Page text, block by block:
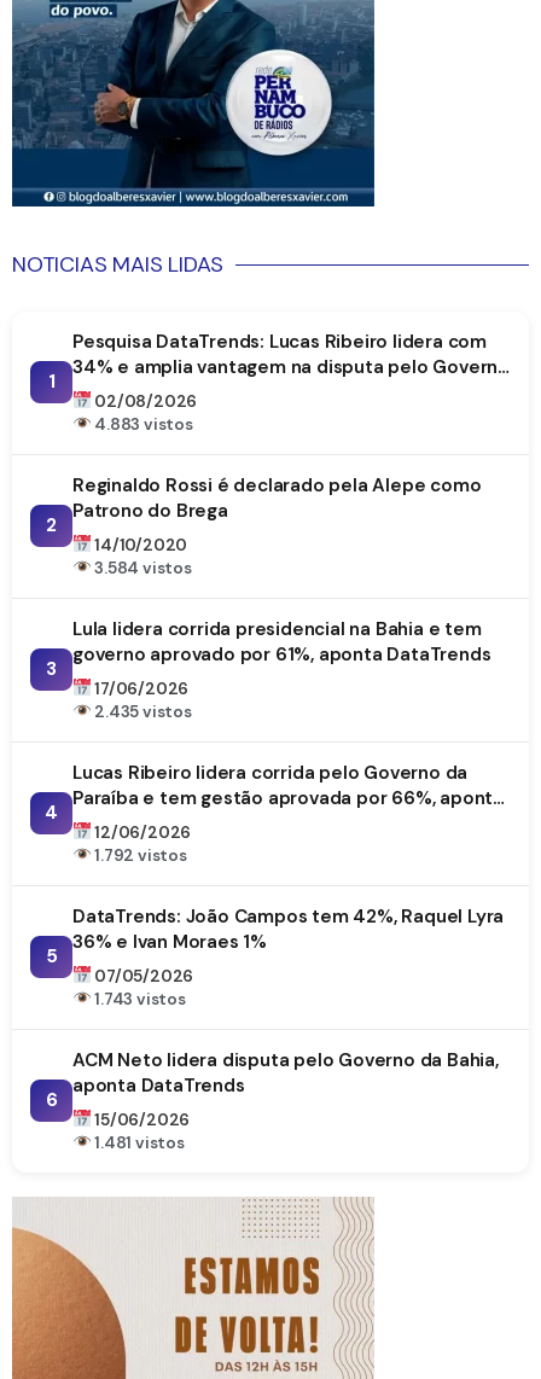
NOTICIAS MAIS LIDAS
1
Pesquisa DataTrends: Lucas Ribeiro lidera com
34% e amplia vantagem na disputa pelo Governo
da Paraíba
02/08/2026
4.883 vistos
2
Reginaldo Rossi é declarado pela Alepe como
Patrono do Brega
14/10/2020
3.584 vistos
3
Lula lidera corrida presidencial na Bahia e tem
governo aprovado por 61%, aponta DataTrends
17/06/2026
2.435 vistos
4
Lucas Ribeiro lidera corrida pelo Governo da
Paraíba e tem gestão aprovada por 66%, aponta
DataTrends
12/06/2026
1.792 vistos
5
DataTrends: João Campos tem 42%, Raquel Lyra
36% e Ivan Moraes 1%
07/05/2026
1.743 vistos
6
ACM Neto lidera disputa pelo Governo da Bahia,
aponta DataTrends
15/06/2026
1.481 vistos